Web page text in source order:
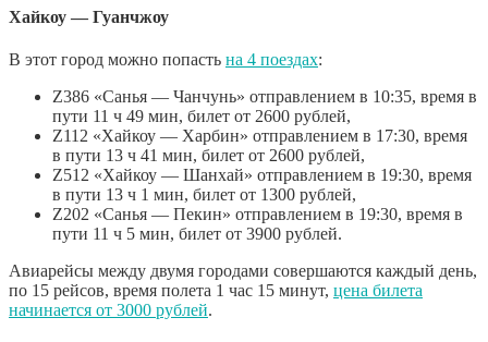
Хайкоу — Гуанчжоу
В этот город можно попасть на 4 поездах:
Z386 «Санья — Чанчунь» отправлением в 10:35, время в
пути 11 ч 49 мин, билет от 2600 рублей,
Z112 «Хайкоу — Харбин» отправлением в 17:30, время
в пути 13 ч 41 мин, билет от 2600 рублей,
Z512 «Хайкоу — Шанхай» отправлением в 19:30, время
в пути 13 ч 1 мин, билет от 1300 рублей,
Z202 «Санья — Пекин» отправлением в 19:30, время в
пути 11 ч 5 мин, билет от 3900 рублей.
Авиарейсы между двумя городами совершаются каждый день,
по 15 рейсов, время полета 1 час 15 минут, цена билета
начинается от 3000 рублей.